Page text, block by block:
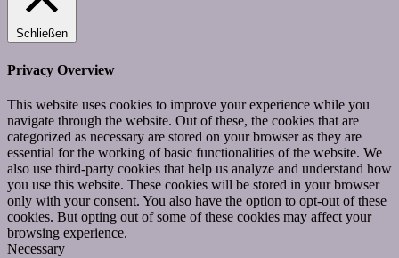
Schließen
Privacy Overview
This website uses cookies to improve your experience while you
navigate through the website. Out of these, the cookies that are
categorized as necessary are stored on your browser as they are
essential for the working of basic functionalities of the website. We
also use third-party cookies that help us analyze and understand how
you use this website. These cookies will be stored in your browser
only with your consent. You also have the option to opt-out of these
cookies. But opting out of some of these cookies may affect your
browsing experience.
Necessary